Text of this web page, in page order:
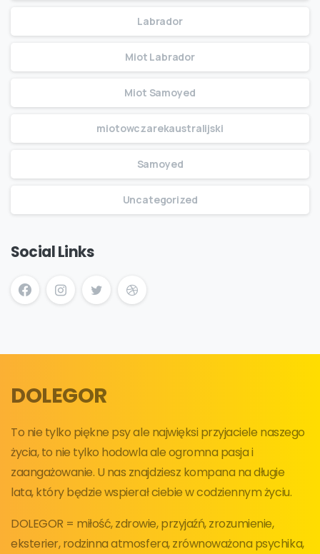
Labrador
Miot Labrador
Miot Samoyed
miotowczarekaustralijski
Samoyed
Uncategorized
Social Links
DOLEGOR
To nie tylko piękne psy ale najwięksi przyjaciele naszego
życia, to nie tylko hodowla ale ogromna pasja i
zaangażowanie. U nas znajdziesz kompana na długie
lata, który będzie wspierał ciebie w codziennym życiu.
DOLEGOR = miłość, zdrowie, przyjaźń, zrozumienie,
eksterier, rodzinna atmosfera, zrównoważona psychika,